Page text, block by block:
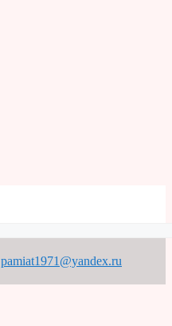
pamiat1971@yandex.ru